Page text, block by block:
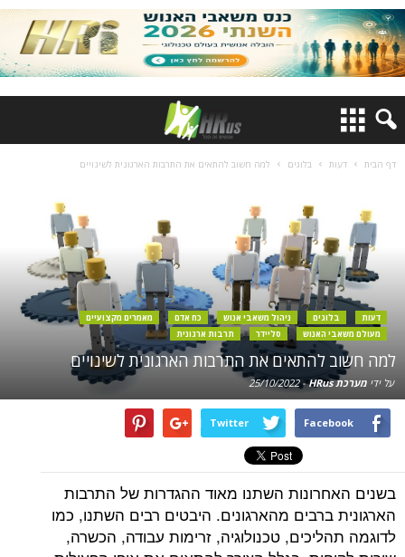
דף הבית דעות בלוגים למה חשוב להתאים את התרבות הארגונית לשינויים
דעות בלוגים ניהול משאבי אנוש כח אדם
מאמרים מקצועיים
מעולם משאבי האנוש
סליידר תרבות ארגונית
למה חשוב להתאים את התרבות הארגונית לשינויים
על ידי מערכת HRus -
25/10/2022
Facebook
Twitter
בשנים האחרונות השתנו מאוד ההגדרות של התרבות
הארגונית ברבים מהארגונים. היבטים רבים השתנו, כמו
לדוגמה תהליכים, טכנולוגיה, זרימות עבודה, הכשרה,